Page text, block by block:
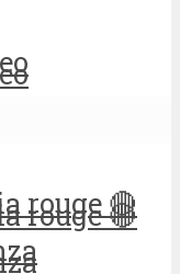
rouge 🔴
rouge 🔴